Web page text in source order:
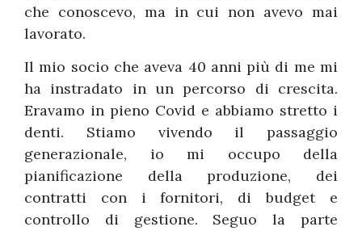
che conoscevo, ma in cui non avevo mai
lavorato.
Il mio socio che aveva 40 anni più di me mi
ha instradato in un percorso di crescita.
Eravamo in pieno Covid e abbiamo stretto i
denti. Stiamo vivendo il passaggio
generazionale, io mi occupo della
pianificazione della produzione, dei
contratti con i fornitori, di budget e
controllo di gestione. Seguo la parte